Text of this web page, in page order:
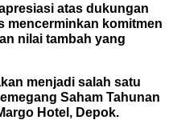
atas dukungan
mencerminkan komitmen
nilai tambah yang
menjadi salah satu
Saham Tahunan
Hotel, Depok.